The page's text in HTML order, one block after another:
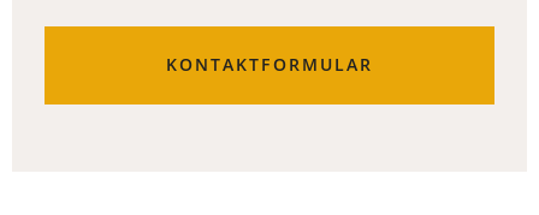
KONTAKTFORMULAR
EINEM